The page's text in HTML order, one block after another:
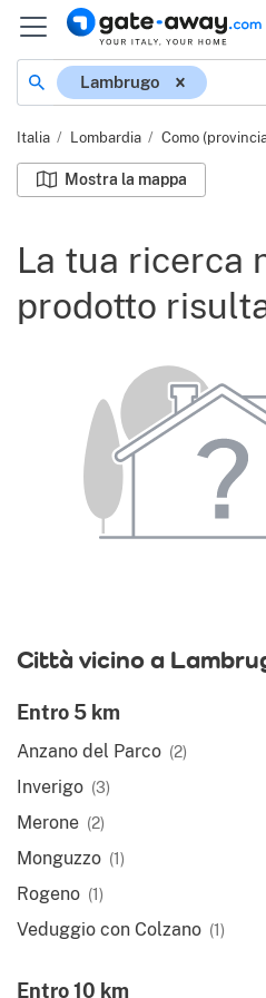
Località
Lambrugo
Italia Lombardia Como
Mostra la mappa
La tua ricerca
prodotto
Città vicino a
Entro 5 km
Anzano del Parco (2)
Inverigo (3)
Merone (2)
Monguzzo (1)
Rogeno (1)
Veduggio con Colzano (1)
Entro 10 km